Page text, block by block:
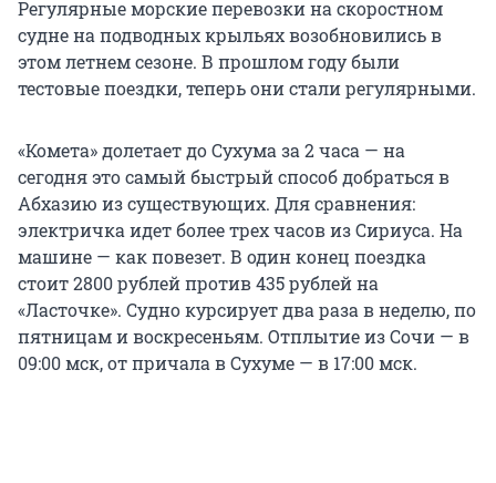
Регулярные морские перевозки на скоростном
судне на подводных крыльях возобновились в
этом летнем сезоне. В прошлом году были
тестовые поездки, теперь они стали регулярными.
«Комета» долетает до Сухума за 2 часа — на
сегодня это самый быстрый способ добраться в
Абхазию из существующих. Для сравнения:
электричка идет более трех часов из Сириуса. На
машине — как повезет. В один конец поездка
стоит 2800 рублей против 435 рублей на
«Ласточке». Судно курсирует два раза в неделю, по
пятницам и воскресеньям. Отплытие из Сочи — в
09:00 мск, от причала в Сухуме — в 17:00 мск.